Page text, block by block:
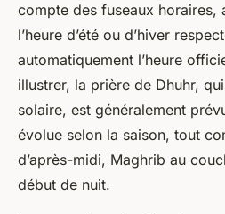
compte des fuseaux horaires,
l’heure d’été ou d’hiver
automatiquement l’heure
illustrer, la prière de Dhuhr,
solaire, est généralement
évolue selon la saison, tout
d’après-midi, Maghrib au
début de nuit.